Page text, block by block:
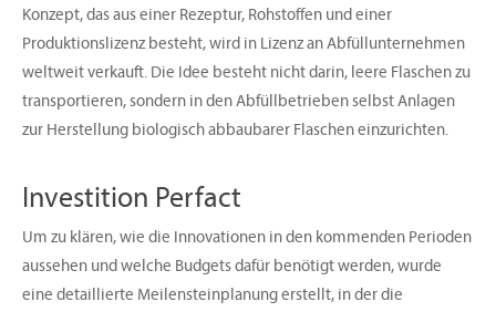
Konzept, das aus einer Rezeptur, Rohstoffen und einer
Produktionslizenz besteht, wird in Lizenz an Abfüllunternehmen
weltweit verkauft. Die Idee besteht nicht darin, leere Flaschen zu
transportieren, sondern in den Abfüllbetrieben selbst Anlagen
zur Herstellung biologisch abbaubarer Flaschen einzurichten.
Investition Perfact
Um zu klären, wie die Innovationen in den kommenden Perioden
aussehen und welche Budgets dafür benötigt werden, wurde
eine detaillierte Meilensteinplanung erstellt, in der die